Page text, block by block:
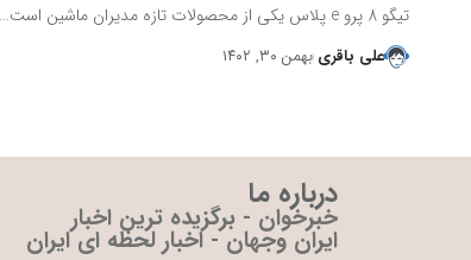
تیگو 8 پرو e پلاس یکی از محصولات تازه مدیران ماشین است…
علی باقری بهمن ۳۰, ۱۴۰۲
درباره ما
خبرخوان - برگزیده ترین اخبار
ایران وجهان - اخبار لحظه ای ایران